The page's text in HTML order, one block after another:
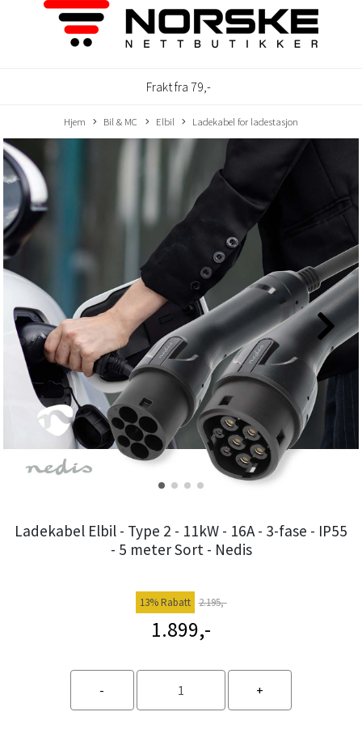
Frakt fra 79,-
Hjem Bil & MC Elbil Ladekabel for ladestasjon
Ladekabel Elbil - Type 2 - 11kW - 16A - 3-fase - IP55
- 5 meter Sort - Nedis
13% Rabatt 2.195,-
1.899,-